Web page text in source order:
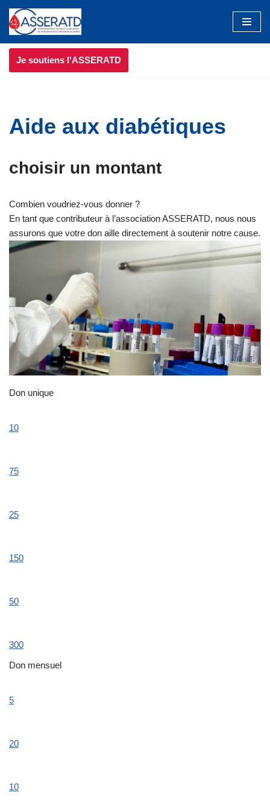
Aller
au
contenu
Je soutiens l'ASSERATD
Aide aux diabétiques
choisir un montant
Combien voudriez-vous donner ?
En tant que contributeur à l’association ASSERATD, nous nous
assurons que votre don aille directement à soutenir notre cause.
Don unique
10
75
25
150
50
300
Don mensuel
5
20
10